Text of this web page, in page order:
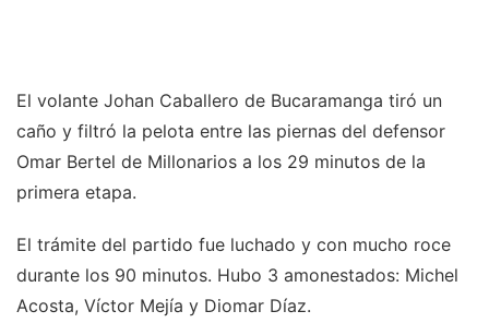
El volante Johan Caballero de Bucaramanga tiró un
caño y filtró la pelota entre las piernas del defensor
Omar Bertel de Millonarios a los 29 minutos de la
primera etapa.
El trámite del partido fue luchado y con mucho roce
durante los 90 minutos. Hubo 3 amonestados: Michel
Acosta, Víctor Mejía y Diomar Díaz.